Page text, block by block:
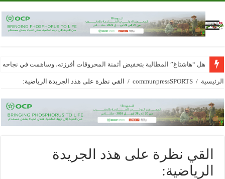
هل “هاشتاغ” المطالبة بتخفيض أثمنة المحروقات أفرزته، وساهمت في
الرئيسية /
communpressSPORTS
/ القي نظرة على هذد الجريدة الرياضية:
القي نظرة على هذد الجريدة
الرياضية: